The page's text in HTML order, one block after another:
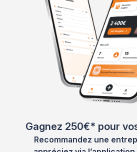
Gagnez 250€* pour
Recommandez une